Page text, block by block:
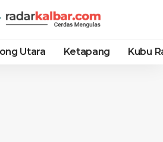
Utara Ketapang Kubu